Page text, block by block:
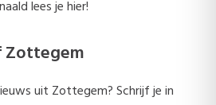
lees je hier!
Zottegem
uit Zottegem? Schrijf je in